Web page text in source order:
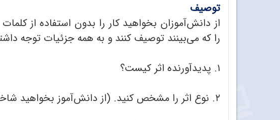
توصیف
از دانش‌آموزان بخواهید کار را بدون استفاده از
را که می‌بینند توصیف کنند و به همه جزئیات توجه
۱. پدید‌آورنده اثر کیست؟
۲. نوع اثر را مشخص کنید. (از دانش‌آموز بخواهید شاخه و زیرشاخه اثر را بیان کند.)